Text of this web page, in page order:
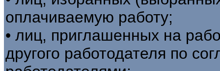
оплачиваемую работу;
• лиц, приглашенных на
другого работодателя по